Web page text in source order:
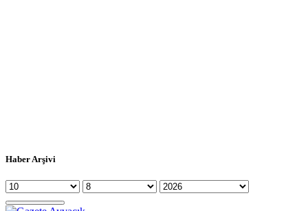
Haber Arşivi